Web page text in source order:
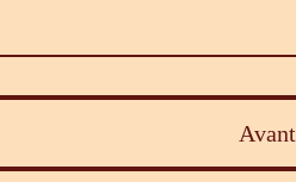
Avant